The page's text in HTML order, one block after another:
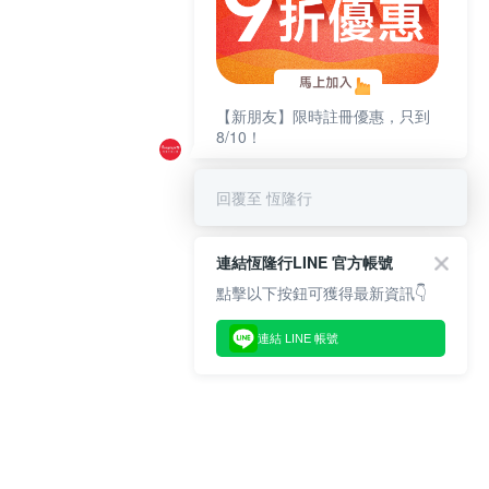
【新朋友】限時註冊優惠，只到
8/10！
回覆至 恆隆行
連結恆隆行LINE 官方帳號
點擊以下按鈕可獲得最新資訊👇
連結 LINE 帳號